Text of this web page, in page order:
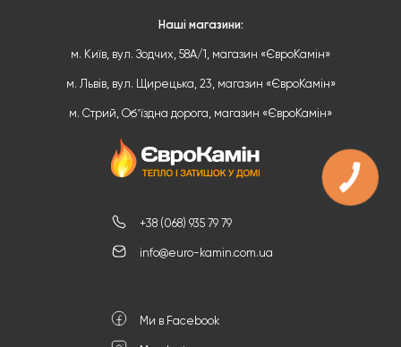
+38 (068) 935 79 79
info@euro-kamin.com.ua
Ми в Facebook
Наші магазини:
м. Київ, вул. Зодчих, 58А/1, магазин «ЄвроКамін»
м. Львів, вул. Щирецька, 23, магазин «ЄвроКамін»
м. Стрий, Обʼїздна дорога, магазин «ЄвроКамін»